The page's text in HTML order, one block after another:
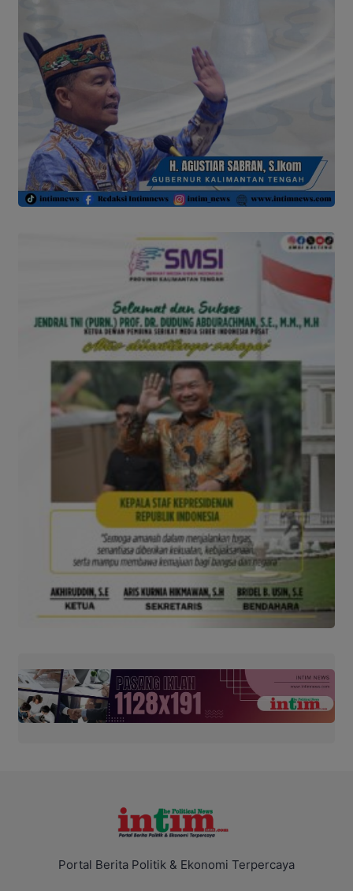
Portal Berita Politik & Ekonomi Terpercaya